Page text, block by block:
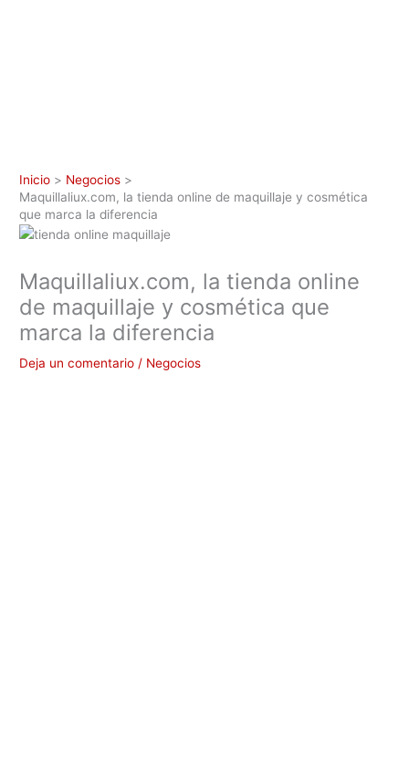
Inicio
Negocios
Maquillaliux.com, la tienda online de maquillaje y cosmética
que marca la diferencia
Maquillaliux.com, la tienda online
de maquillaje y cosmética que
marca la diferencia
Deja un comentario / Negocios